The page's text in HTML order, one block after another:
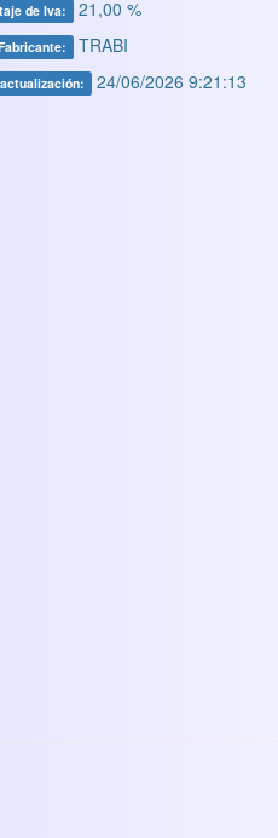
de Iva: 21,00 %
TRABI
24/06/2026 9:21:13